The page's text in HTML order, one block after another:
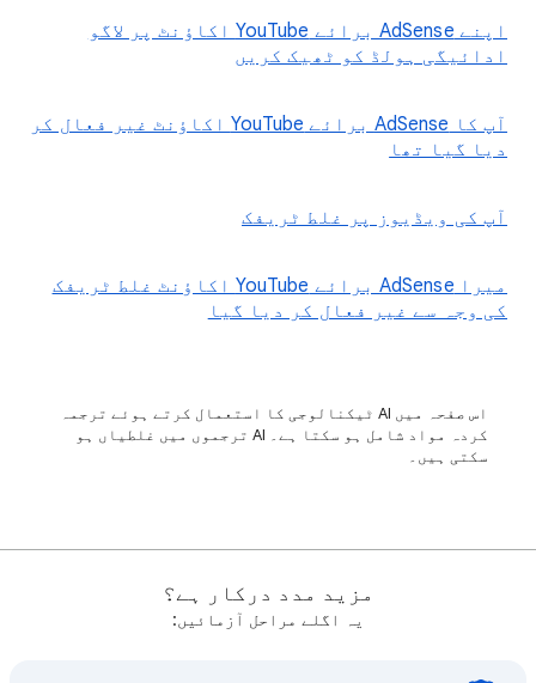
اپنے AdSense برائے YouTube اکاؤنٹ پر لاگو
ادائیگی ہولڈ کو ٹھیک کریں
آپ کا AdSense برائے YouTube اکاؤنٹ غیر فعال کر
دیا گیا تھا
آپ کی ویڈیوز پر غلط ٹریفک
میرا AdSense برائے YouTube اکاؤنٹ غلط ٹریفک
کی وجہ سے غیر فعال کر دیا گیا
اس صفحہ میں AI ٹیکنالوجی کا استعمال کرتے ہوئے ترجمہ
کردہ مواد شامل ہو سکتا ہے۔ ‫AI ترجموں میں غلطیاں ہو
سکتی ہیں۔
مزید مدد درکار ہے؟
یہ اگلے مراحل آزمائيں: